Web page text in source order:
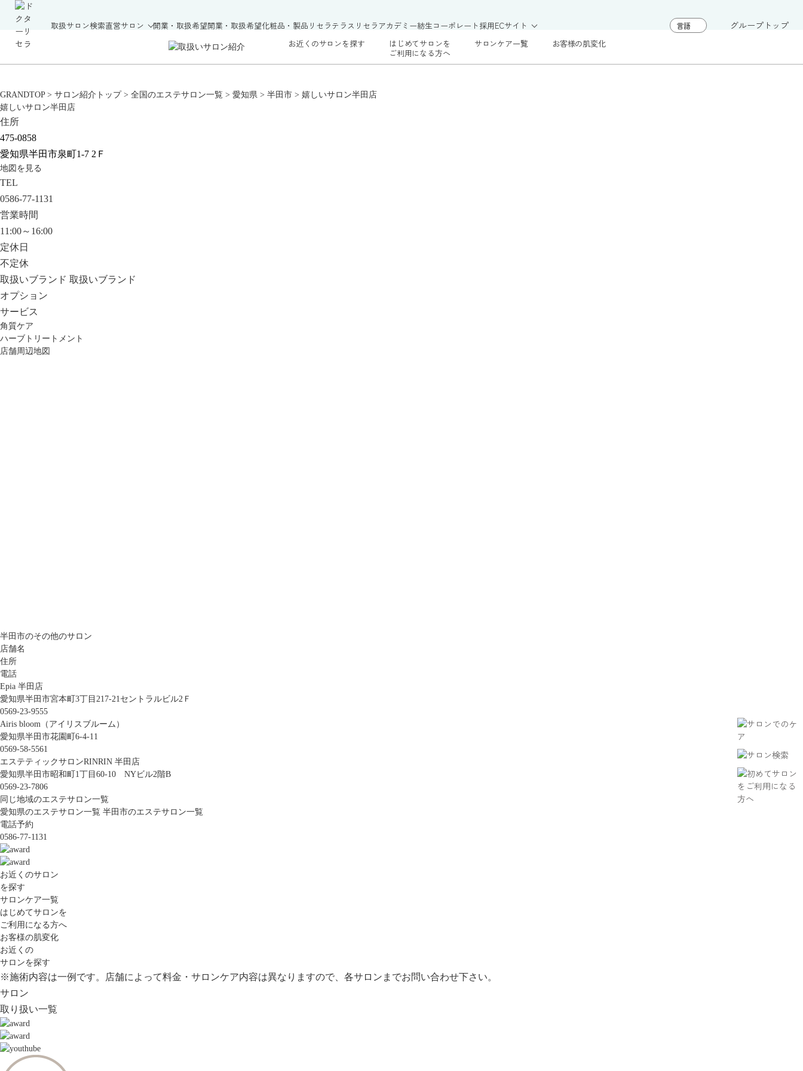
取扱サロン検索直営サロン 開業・取扱希望開業・取扱希望化粧品・製品 リセラテラス リセラアカデミー紡生コーポレート採用ECサイト グループトップ
お近くのサロンを探す
はじめてサロンを
ご利用になる方へ
サロンケア一覧 お客様の肌変化
GRANDTOP > サロン紹介トップ > 全国のエステサロン一覧 > 愛知県 > 半田市 > 嬉しいサロン半田店
嬉しいサロン半田店
住所
475-0858
愛知県半田市泉町1-7 2Ｆ
地図を見る
TEL
0586-77-1131
営業時間
11:00～16:00
定休日
不定休
取扱いブランド 取扱いブランド
オプション
サービス
角質ケア
ハーブトリートメント
店舗周辺地図
半田市のその他のサロン
店舗名
住所
電話
Epia 半田店
愛知県半田市宮本町3丁目217-21セントラルビル2Ｆ
0569-23-9555
Airis bloom（アイリスブルーム）
愛知県半田市花園町6-4-11
0569-58-5561
エステティックサロンRINRIN 半田店
愛知県半田市昭和町1丁目60-10 NYビル2階B
0569-23-7806
同じ地域のエステサロン一覧
愛知県のエステサロン一覧 半田市のエステサロン一覧
電話予約
0586-77-1131
お近くのサロン
を探す
サロンケア一覧
はじめてサロンを
ご利用になる方へ
お客様の肌変化
お近くの
サロンを探す
※施術内容は一例です。店舗によって料金・サロンケア内容は異なりますので、各サロンまでお問い合わせ下さい。
サロン
取り扱い一覧